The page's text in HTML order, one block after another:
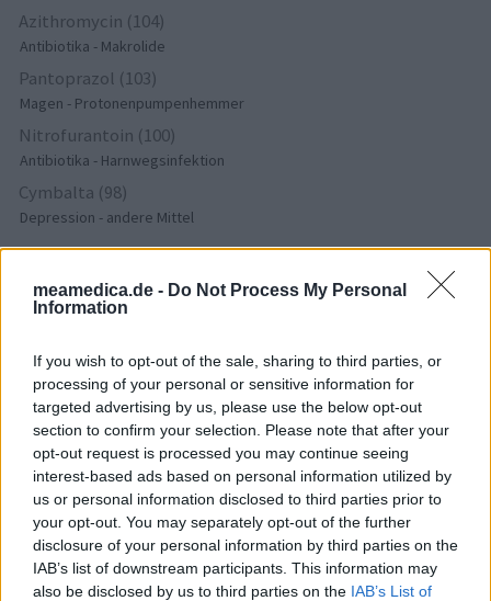
meamedica.de - Do Not Process My Personal
Information
If you wish to opt-out of the sale, sharing to third parties, or
processing of your personal or sensitive information for
targeted advertising by us, please use the below opt-out
section to confirm your selection. Please note that after your
opt-out request is processed you may continue seeing
interest-based ads based on personal information utilized by
us or personal information disclosed to third parties prior to
your opt-out. You may separately opt-out of the further
disclosure of your personal information by third parties on the
IAB’s list of downstream participants. This information may
also be disclosed by us to third parties on the IAB’s List of
Azithromycin (104)
Antibiotika - Makrolide
Pantoprazol (103)
Magen - Protonenpumpenhemmer
Nitrofurantoin (100)
Antibiotika - Harnwegsinfektion
Cymbalta (98)
Depression - andere Mittel
Die Bewertungen und Kommentare dieser Seite sind
nutzergenerierter Inhalt. Diese werden vor der Veröffentlichung
Arzneimittel- und Gesundheitszustand) zu entsprechen. Wir
setzen von unseren Benutzern keine nachgewiesenen
medizinischen Kenntnisse voraus um ihre Meinungen
auszutauschen. Auf diese Weise geben die beschriebenen
Meinungen und Erfahrungen nur die Ansichten der jeweiligen
Autoren wieder und nicht jene des Eigentümers dieser Website.
Bitte beachten Sie, dass eine Erfahrung von Person zu Person
unterschiedlich sein kann und dass Sie sich immer an Ihren Arzt
oder Apotheker wenden sollten, um medizinischen Rat zu
Medikamenten zu erhalten.